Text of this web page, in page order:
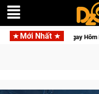
Mới Nhất
lực và tài phú sẽ về tay kẻ